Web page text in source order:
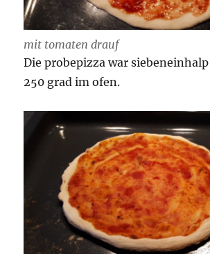
mit tomaten drauf
Die probepizza war
250 grad im ofen.